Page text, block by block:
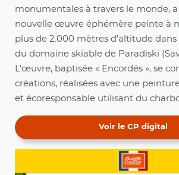
monumentales à travers le monde,
nouvelle œuvre éphémère peinte à
plus de 2.000 mètres d’altitude
du domaine skiable de Paradiski
L’œuvre, baptisée « Encordés », se
créations, réalisées avec une
et écoresponsable utilisant du
Voir le CP digital